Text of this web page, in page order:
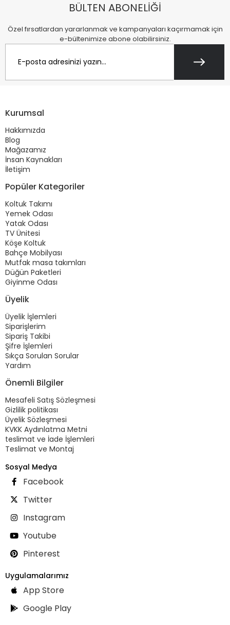
BÜLTEN ABONELİĞİ
Özel fırsatlardan yararlanmak ve kampanyaları kaçırmamak için
e-bültenimize abone olabilirsiniz.
Kurumsal
Hakkımızda
Blog
Mağazamız
İnsan Kaynakları
İletişim
Popüler Kategoriler
Koltuk Takımı
Yemek Odası
Yatak Odası
TV Ünitesi
Köşe Koltuk
Bahçe Mobilyası
Mutfak masa takımları
Düğün Paketleri
Giyinme Odası
Üyelik
Üyelik İşlemleri
Siparişlerim
Sipariş Takibi
Şifre İşlemleri
Sıkça Sorulan Sorular
Yardım
Önemli Bilgiler
Mesafeli Satış Sözleşmesi
Gizlilik politikası
Üyelik Sözleşmesi
KVKK Aydınlatma Metni
teslimat ve İade İşlemleri
Teslimat ve Montaj
Sosyal Medya
Facebook
Twitter
Instagram
Youtube
Pinterest
Uygulamalarımız
App Store
Google Play